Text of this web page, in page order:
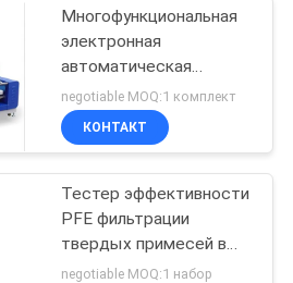
Многофункциональная
электронная
автоматическая
машина осмотра ткани
края
negotiable MOQ:1 комплект
КОНТАКТ
Тестер эффективности
PFE фильтрации
твердых примесей в
атмосфере 1KW
negotiable MOQ:1 набор